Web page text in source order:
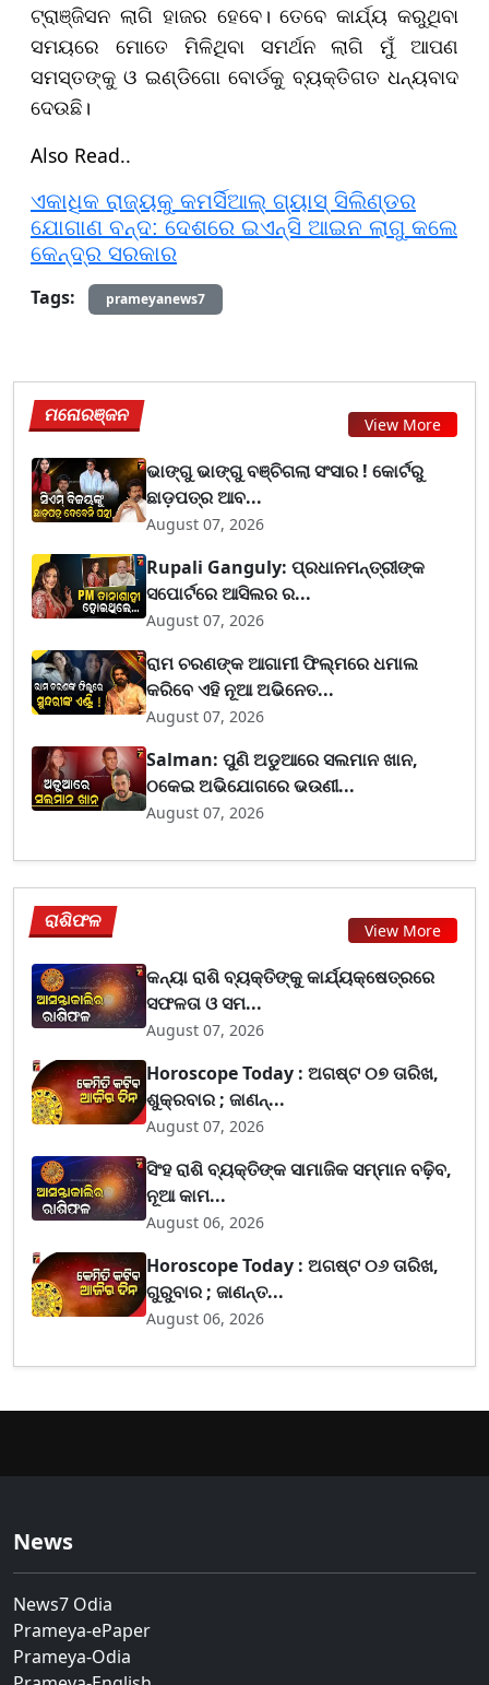
ଟ୍ରାଞ୍ଜିସନ ଲାଗି ହାଜର ହେବେ। ତେବେ କାର୍ଯ୍ୟ କରୁଥିବା
ସମୟରେ ମୋତେ ମିଳିଥିବା ସମର୍ଥନ ଲାଗି ମୁଁ ଆପଣ
ସମସ୍ତଙ୍କୁ ଓ ଇଣ୍ଡିଗୋ ବୋର୍ଡକୁ ବ୍ୟକ୍ତିଗତ ଧନ୍ୟବାଦ
ଦେଉଛି।
Also Read..
ଏକାଧିକ ରାଜ୍ୟକୁ କମର୍ସିଆଲ୍ ଗ୍ୟାସ୍ ସିଲିଣ୍ଡର
ଯୋଗାଣ ବନ୍ଦ: ଦେଶରେ ଇଏନ୍ସି ଆଇନ ଲାଗୁ କଲେ
କେନ୍ଦ୍ର ସରକାର
Tags:
prameyanews7
ମନୋରଞ୍ଜନ View More
ଭାଙ୍ଗୁ ଭାଙ୍ଗୁ ବଞ୍ଚିଗଲା ସଂସାର ! କୋର୍ଟରୁ
ଛାଡ଼ପତ୍ର ଆବ...
August 07, 2026
Rupali Ganguly: ପ୍ରଧାନମନ୍ତ୍ରୀଙ୍କ
ସପୋର୍ଟରେ ଆସିଲର ର...
August 07, 2026
ରାମ ଚରଣଙ୍କ ଆଗାମୀ ଫିଲ୍ମରେ ଧମାଲ
କରିବେ ଏହି ନୂଆ ଅଭିନେତ...
August 07, 2026
Salman: ପୁଣି ଅଡୁଆରେ ସଲମାନ ଖାନ,
ଠକେଇ ଅଭିଯୋଗରେ ଭଉଣୀ...
August 07, 2026
ରାଶିଫଳ View More
କନ୍ୟା ରାଶି ବ୍ୟକ୍ତିଙ୍କୁ କାର୍ଯ୍ୟକ୍ଷେତ୍ରରେ
ସଫଳତା ଓ ସମ...
August 07, 2026
Horoscope Today : ଅଗଷ୍ଟ ୦୭ ତାରିଖ,
ଶୁକ୍ରବାର ; ଜାଣନ୍...
August 07, 2026
ସିଂହ ରାଶି ବ୍ୟକ୍ତିଙ୍କ ସାମାଜିକ ସମ୍ମାନ ବଢ଼ିବ,
ନୂଆ କାମ...
August 06, 2026
Horoscope Today : ଅଗଷ୍ଟ ୦୬ ତାରିଖ,
ଗୁରୁବାର ; ଜାଣନ୍ତ...
August 06, 2026
News
News7 Odia
Prameya-ePaper
Prameya-Odia